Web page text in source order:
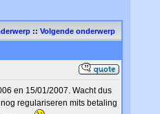
:: Volgende onderwerp
en 15/01/2007. Wacht dus
regulariseren mits betaling